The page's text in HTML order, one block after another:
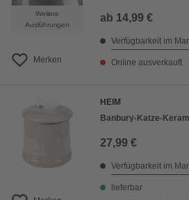
Weitere
Ausführungen
Merken
ab 14,99 €
Verfügbarkeit im
Online ausverkauft
HEIM
Banbury-Katze-
27,99 €
Verfügbarkeit im
lieferbar